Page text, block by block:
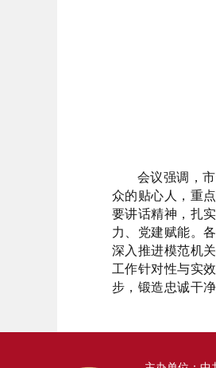
会议强调，
众的贴心人，重
要讲话精神，扎
力、党建赋能。
深入推进模范机
工作针对性与实
步，锻造忠诚干